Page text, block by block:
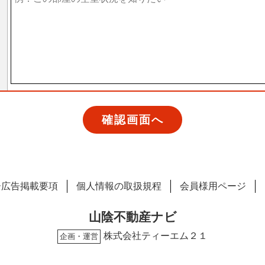
告掲載要項 個人情報の取扱規程 会員様用ページ
山陰不動産ナビ
企画・運営 株式会社ティーエム２１